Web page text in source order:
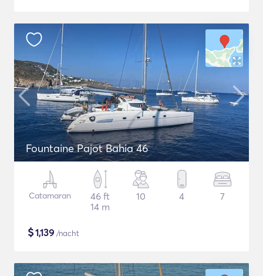
Fountaine Pajot Bahia 46
Catamaran
46 ft
14 m
10 4 7
$1,139 /nacht